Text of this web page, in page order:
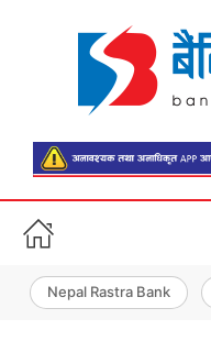
Nepal Rastra Bank